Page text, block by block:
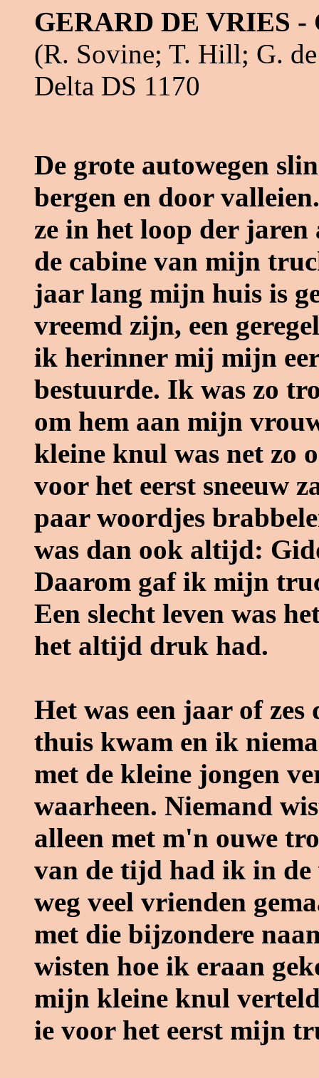
GERARD DE VRIES -
(R. Sovine; T. Hill; G.
Delta DS 1170
De grote autowegen
bergen en door
ze in het loop der jaren
de cabine van mijn
jaar lang mijn huis is
vreemd zijn, een
ik herinner mij mijn
bestuurde. Ik was zo
om hem aan mijn
kleine knul was net zo
voor het eerst sneeuw
paar woordjes
was dan ook altijd:
Daarom gaf ik mijn
Een slecht leven was
het altijd druk had.
Het was een jaar of
thuis kwam en ik
met de kleine jongen
waarheen. Niemand
alleen met m'n ouwe
van de tijd had ik in de
weg veel vrienden
met die bijzondere
wisten hoe ik eraan
mijn kleine knul
ie voor het eerst mijn